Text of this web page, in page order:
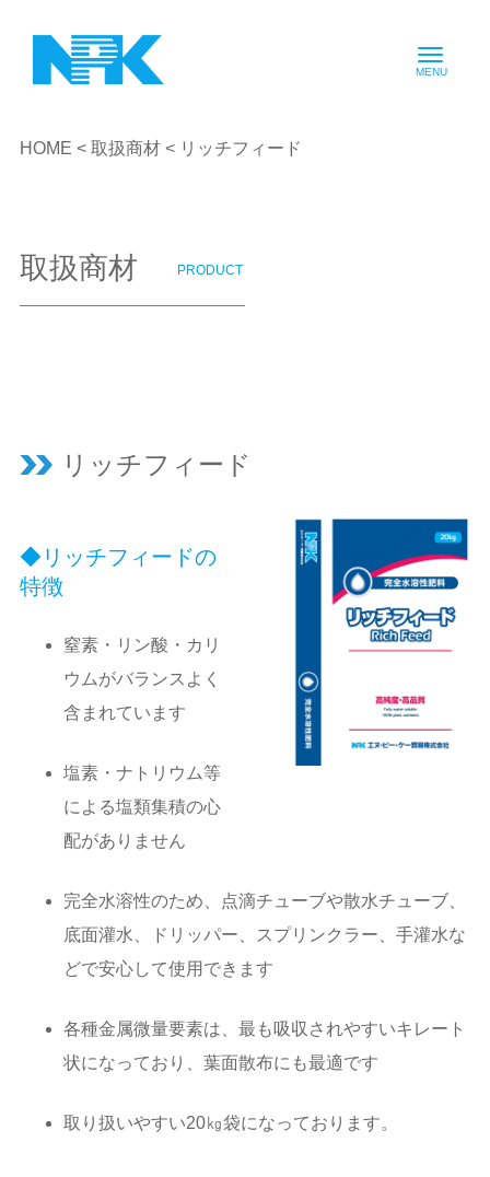
HOME < 取扱商材< リッチフィード
取扱商材 PRODUCT
リッチフィード
リッチフィードの
特徴
窒素・リン酸・カリ
ウムがバランスよく
含まれています
塩素・ナトリウム等
による塩類集積の心
配がありません
完全水溶性のため、点滴チューブや散水チューブ、
底面灌水、ドリッパー、スプリンクラー、手灌水な
どで安心して使用できます
各種金属微量要素は、最も吸収されやすいキレート
状になっており、葉面散布にも最適です
取り扱いやすい20㎏袋になっております。